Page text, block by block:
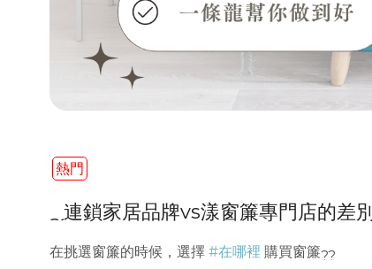
熱門
連鎖家居品牌vs漾窗簾專門店的差別
在挑選窗簾的時候，選擇 #在哪裡 購買窗簾